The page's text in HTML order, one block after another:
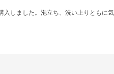
しました。泡立ち、洗い上りともに